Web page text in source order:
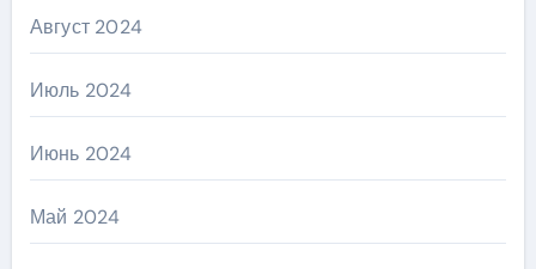
Август 2024
Июль 2024
Июнь 2024
Май 2024